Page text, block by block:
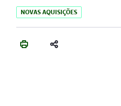
NOVAS AQUISIÇÕES